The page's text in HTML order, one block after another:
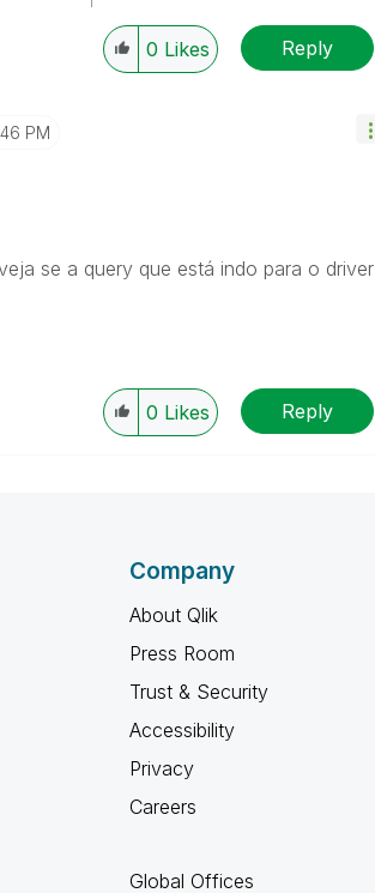
0 Likes Reply
PM
se a query que está indo para o driver
0 Likes Reply
Company
About Qlik
Press Room
Trust & Security
Accessibility
Privacy
Careers
Global Offices